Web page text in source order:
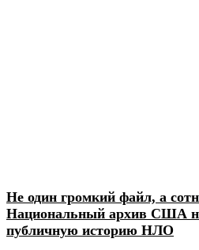
Не один громкий файл, а
Национальный архив США
публичную историю НЛО